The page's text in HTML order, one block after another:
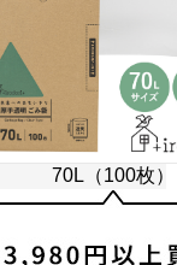
70L（100枚）